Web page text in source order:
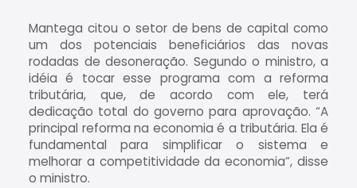
Mantega citou o setor de bens de capital como
um dos potenciais beneficiários das novas
rodadas de desoneração. Segundo o ministro, a
idéia é tocar esse programa com a reforma
tributária, que, de acordo com ele, terá
dedicação total do governo para aprovação. “A
principal reforma na economia é a tributária. Ela é
fundamental para simplificar o sistema e
melhorar a competitividade da economia”, disse
o ministro.